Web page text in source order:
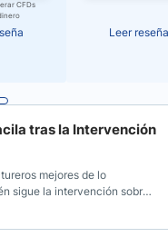
CFDs
Leer reseña
tras la Intervención
mejores de lo
sigue la intervención sobre